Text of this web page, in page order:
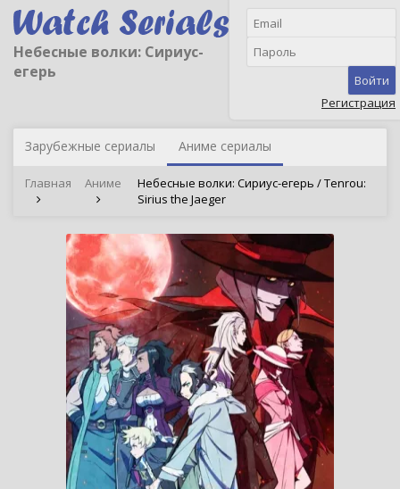
Небесные волки: Сириус-
егерь
Войти
Регистрация
Зарубежные сериалы Аниме сериалы
Главная Аниме
Небесные волки: Сириус-егерь / Tenrou:
Sirius the Jaeger